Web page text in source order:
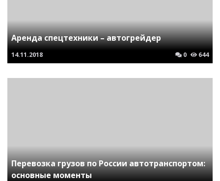
Аренда спецтехники – автогрейдер
14.11.2018 0 644
Перевозка грузов по России автотранспортом:
основные моменты